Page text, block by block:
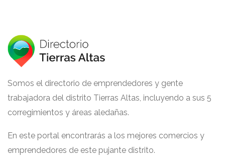
Somos el directorio de emprendedores y gente
trabajadora del distrito Tierras Altas, incluyendo a sus 5
corregimientos y áreas aledañas.
En este portal encontrarás a los mejores comercios y
emprendedores de este pujante distrito.